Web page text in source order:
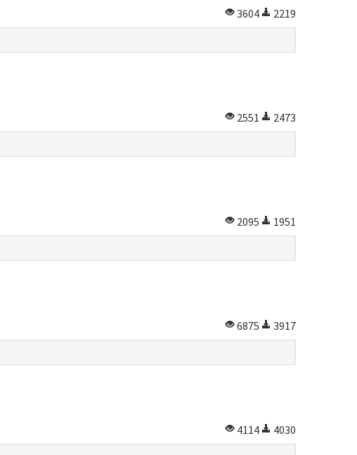
3604
2219
2551
2473
2095
1951
6875
3917
4114
4030